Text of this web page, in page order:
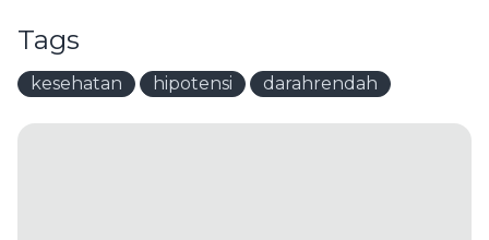
Tags
kesehatan hipotensi darahrendah